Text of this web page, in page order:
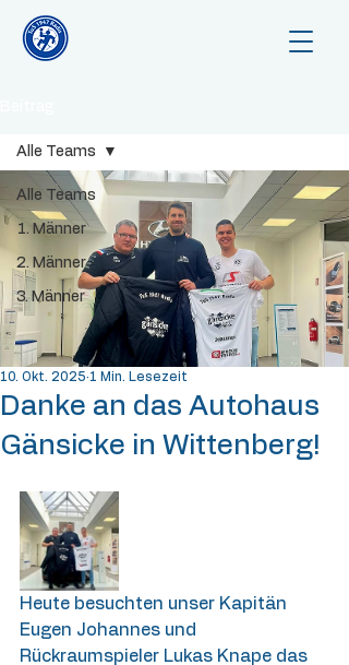
Alle Teams
1. Männer
2. Männer
3. Männer
Alle Teams
Danke an das Autohaus
Gänsicke in Wittenberg!
10. Okt. 2025 1 Min. Lesezeit
Heute besuchten unser Kapitän
Eugen Johannes und
Rückraumspieler Lukas Knape das